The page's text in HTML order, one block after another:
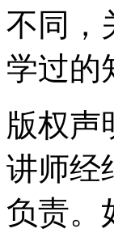
不同，
学过
版权声
讲师经
负责。